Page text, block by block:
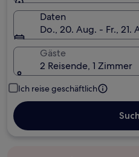
Daten
Do., 20. Aug. - Fr., 21.
Gäste
2 Reisende, 1 Zimmer
Ich reise geschäftlich